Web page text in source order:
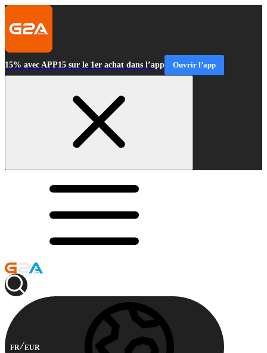
15% avec APP15 sur le 1er achat dans l’app Ouvrir l’app
FR EUR